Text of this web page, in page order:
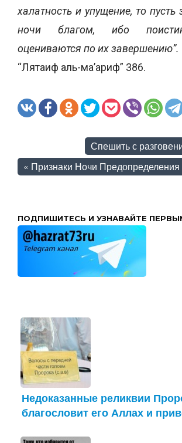
халатность и упущение, то пусть
ночи благом, ибо
оцениваются по их завершению”.
“Лятаиф аль-ма’ариф” 386.
Спешить с
« Признаки Ночи Предопределения
ПОДПИШИТЕСЬ И УЗНАВАЙТЕ
Недоказанные реликвии
благословит его Аллах и